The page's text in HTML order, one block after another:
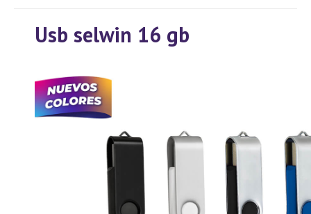
Usb selwin 16 gb